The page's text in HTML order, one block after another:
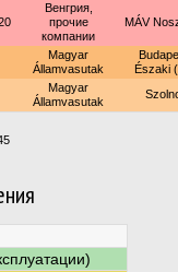
Венгрия,
прочие
компании
MÁV
Magyar
Államvasutak
Északi
Magyar
Államvasutak